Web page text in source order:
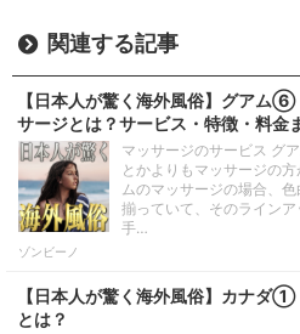
関連する記事
【日本人が驚く海外風俗】グアム
サージとは？サービス・特徴・料金
マッサージのサービス グ
とかよりもマッサージの
ムのマッサージの場合、
揃っていて、そのラインア
手…
ゾンビーノ
【日本人が驚く海外風俗】カナダ
とは？